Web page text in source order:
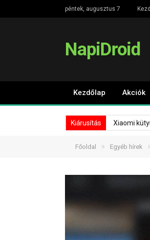
péntek, augusztus 7
NapiDroid
Kezdőlap Akciók
Kiárusítás Xiaomi
Főoldal » Egyéb hírek